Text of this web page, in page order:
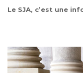
Le SJA, c’est une